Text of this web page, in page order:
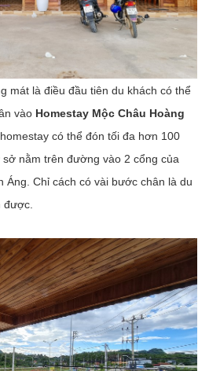
mát là điều đầu tiên du khách có thể
vào Homestay Mộc Châu Hoàng
có thể đón tối đa hơn 100
nằm trên đường vào 2 cổng của
Áng. Chỉ cách có vài bước chân là du
được.